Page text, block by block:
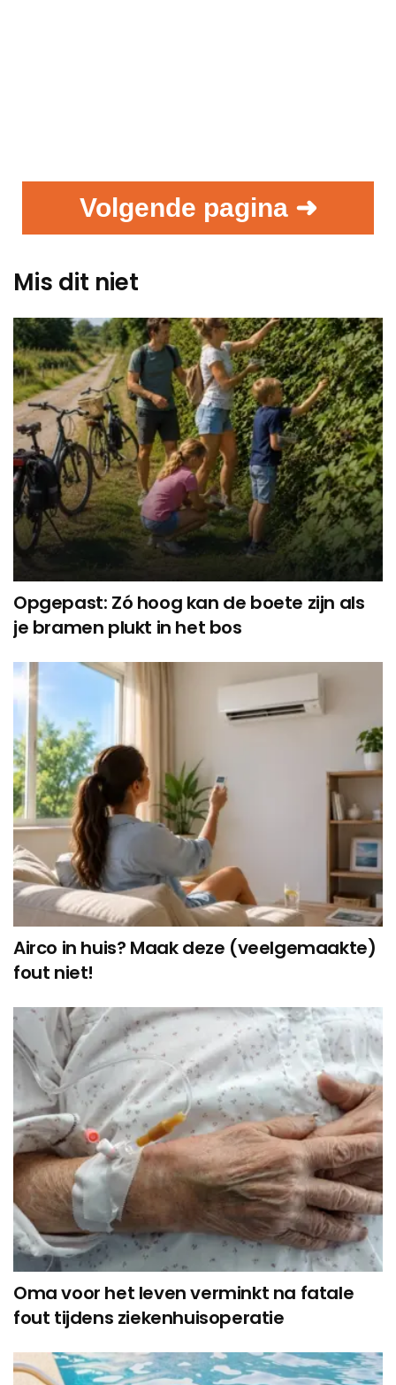
Volgende pagina ➜
Mis dit niet
Opgepast: Zó hoog kan de boete zijn als
je bramen plukt in het bos
Airco in huis? Maak deze (veelgemaakte)
fout niet!
Oma voor het leven verminkt na fatale
fout tijdens ziekenhuisoperatie